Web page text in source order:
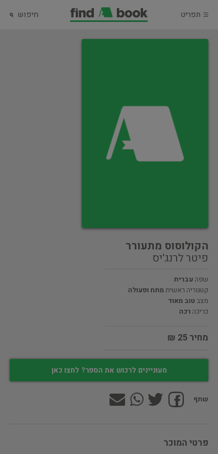
תפריט חיפוש
הקולוסוס מתעורר
פיטר לרנג'יס
שפה עברית
קטגוריה ראשיתמתח ופעולה
מצבטוב מאוד
כריכה רכה
מחיר 25 ₪
מעוניינים לרכוש את הספר? לחצו כאן
שתף
פרטי המוכר